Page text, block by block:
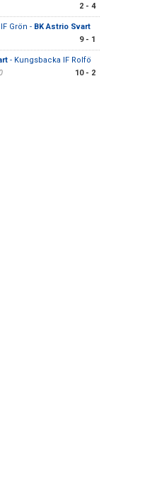
2 - 4
Grön - BK Astrio Svart
9 - 1
- Kungsbacka IF Rolfö
10 - 2